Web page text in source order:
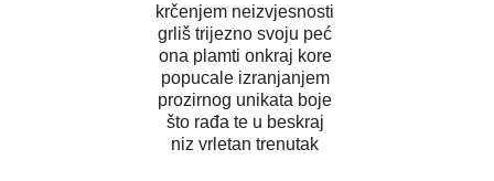
krčenjem neizvjesnosti
grliš trijezno svoju peć
ona plamti onkraj kore
popucale izranjanjem
prozirnog unikata boje
što rađa te u beskraj
niz vrletan trenutak